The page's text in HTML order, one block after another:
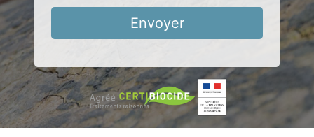
Envoyer